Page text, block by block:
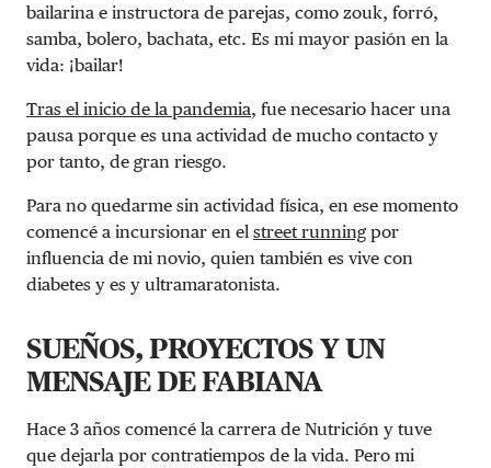
bailarina e instructora de parejas, como zouk, forró,
samba, bolero, bachata, etc. Es mi mayor pasión en la
vida: ¡bailar!
Tras el inicio de la pandemia, fue necesario hacer una
pausa porque es una actividad de mucho contacto y
por tanto, de gran riesgo.
Para no quedarme sin actividad física, en ese momento
comencé a incursionar en el street runningpor
influencia de mi novio, quien también es vive con
diabetes y es y ultramaratonista.
SUEÑOS, PROYECTOS Y UN
MENSAJE DE FABIANA
Hace 3 años comencé la carrera de Nutrición y tuve
que dejarla por contratiempos de la vida. Pero mi